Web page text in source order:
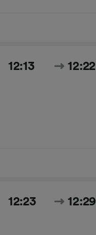
12:13 12:22
12:23 12:29